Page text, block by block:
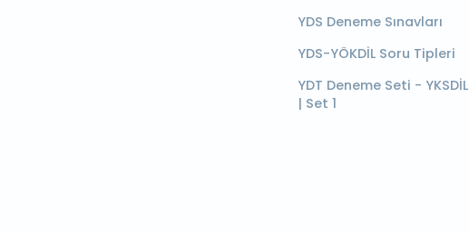
YDS Deneme Sınavları
YDS-YÖKDİL Soru Tipleri
YDT Deneme Seti -
| Set 1